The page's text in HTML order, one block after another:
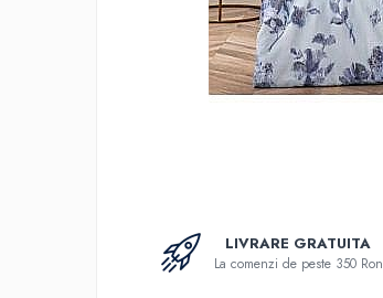
Covorase si seturi de covoare
LIVRARE GRATUITA
La comenzi de peste 350 Ron